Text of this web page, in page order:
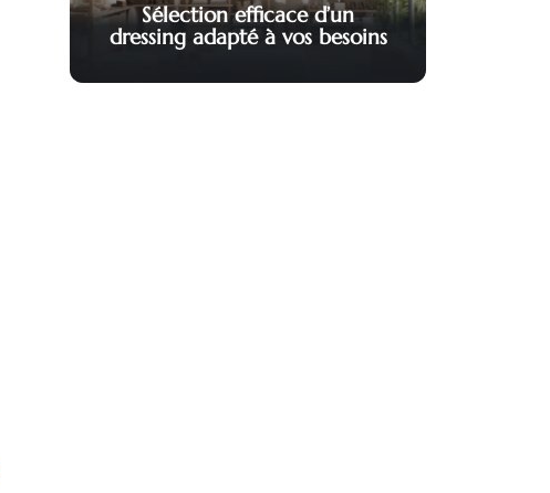
Sélection efficace d’un
dressing adapté à vos besoins